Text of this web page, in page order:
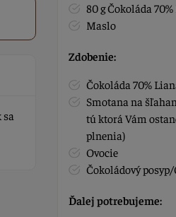
sa
80 g Čokoláda
Maslo
Zdobenie:
Čokoláda 70%
Smotana na
tú ktorá Vám
plnenia)
Ovocie
Čokoládový
Ďalej potrebujeme: